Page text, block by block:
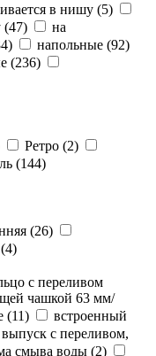
в нишу (5)
(47)
на
) напольные (92)
(236)
Ретро (2)
(144)
(26)
4)
с переливом
чашкой 63 мм/
(11)
встроенный
с переливом,
смыва воды (2)